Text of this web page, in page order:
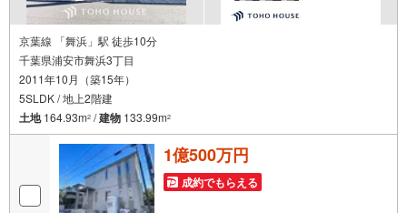
京葉線 「舞浜」駅 徒歩10分
千葉県浦安市舞浜3丁目
2011年10月（築15年）
5SLDK / 地上2階建
土地164.93m2 /建物 133.99m2
1億500万円
成約でもらえる